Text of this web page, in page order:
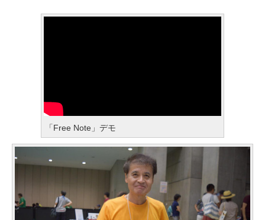
「Free Note」デモ